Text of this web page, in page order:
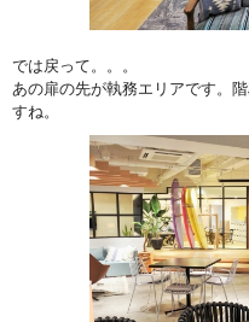
では戻って。。。
あの扉の先が執務エリアです。
すね。